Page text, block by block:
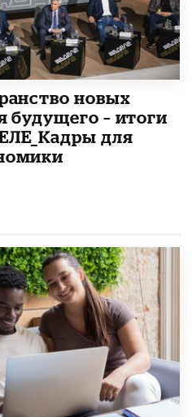
новых
будущего – итоги
для